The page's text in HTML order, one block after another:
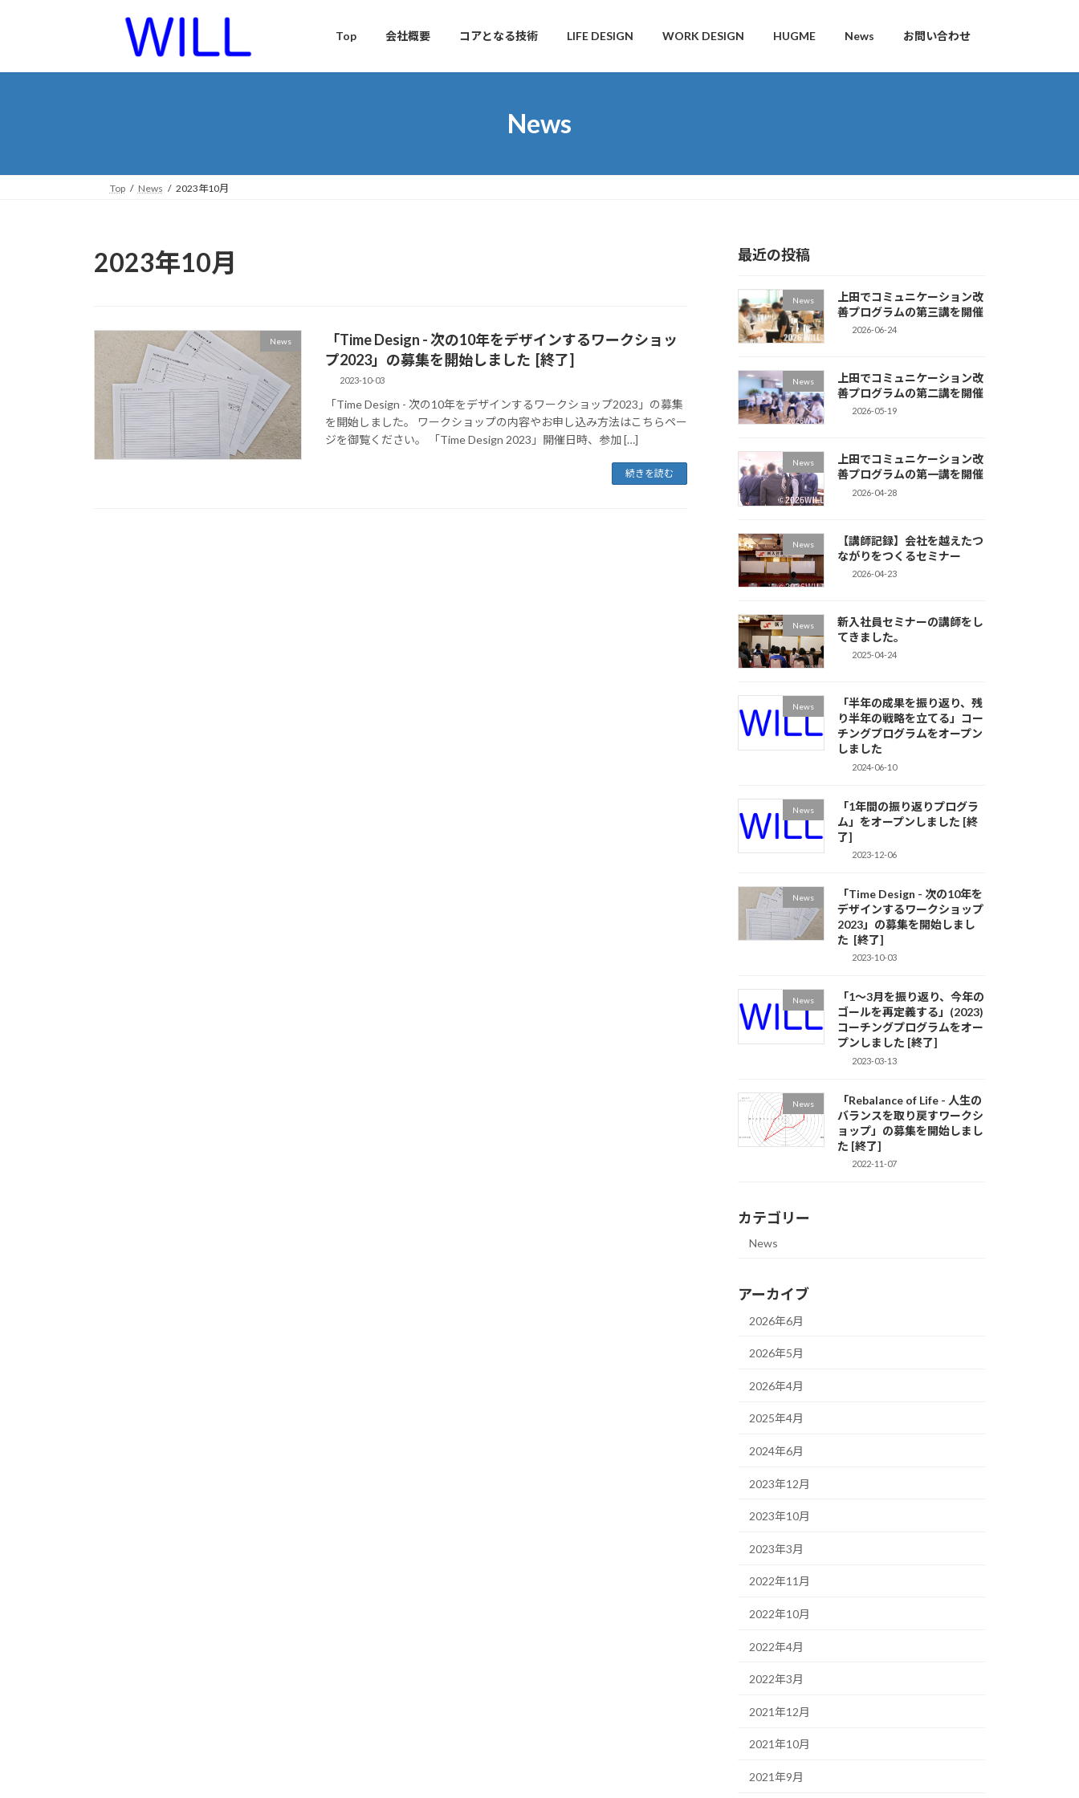
Top 会社概要 コアとなる技術 LIFE DESIGN WORK DESIGN HUGME News お問い合わせ
News
Top News 2023年10月
2023年10月
News
「Time Design - 次の10年をデザインするワークショッ
プ2023」の募集を開始しました [終了]
2023-10-03
「Time Design - 次の10年をデザインするワークショップ2023」の募集
を開始しました。 ワークショップの内容やお申し込み方法はこちらペー
ジを御覧ください。 「Time Design 2023」開催日時、参加 […]
続きを読む
最近の投稿
News
上田でコミュニケーション改
善プログラムの第三講を開催
2026-06-24
News
上田でコミュニケーション改
善プログラムの第二講を開催
2026-05-19
News
上田でコミュニケーション改
善プログラムの第一講を開催
2026-04-28
News
【講師記録】会社を越えたつ
ながりをつくるセミナー
2026-04-23
News
新入社員セミナーの講師をし
てきました。
2025-04-24
News
「半年の成果を振り返り、残
り半年の戦略を立てる」コー
チングプログラムをオープン
しました
2024-06-10
News
「1年間の振り返りプログラ
ム」をオープンしました [終
了]
2023-12-06
News
「Time Design - 次の10年を
デザインするワークショップ
2023」の募集を開始しまし
た [終了]
2023-10-03
News
「1〜3月を振り返り、今年の
ゴールを再定義する」(2023)
コーチングプログラムをオー
プンしました [終了]
2023-03-13
News
「Rebalance of Life - 人生の
バランスを取り戻すワークシ
ョップ」の募集を開始しまし
た [終了]
2022-11-07
カテゴリー
News
アーカイブ
2026年6月
2026年5月
2026年4月
2025年4月
2024年6月
2023年12月
2023年10月
2023年3月
2022年11月
2022年10月
2022年4月
2022年3月
2021年12月
2021年10月
2021年9月